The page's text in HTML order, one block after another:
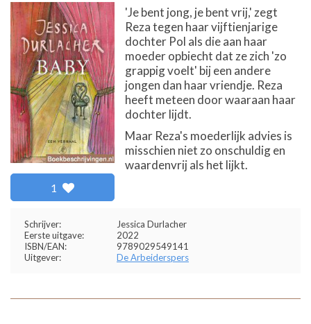
1
'Je bent jong, je bent vrij,' zegt
Reza tegen haar vijftienjarige
dochter Pol als die aan haar
moeder opbiecht dat ze zich 'zo
grappig voelt' bij een andere
jongen dan haar vriendje. Reza
heeft meteen door waaraan haar
dochter lijdt.
Maar Reza's moederlijk advies is
misschien niet zo onschuldig en
waardenvrij als het lijkt.
Schrijver:
Jessica Durlacher
Eerste uitgave:
2022
ISBN/EAN:
9789029549141
Uitgever:
De Arbeiderspers